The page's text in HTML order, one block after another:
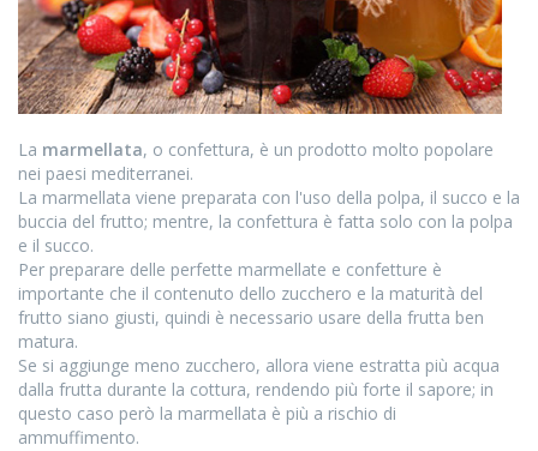
La marmellata, o confettura, è un prodotto molto popolare
nei paesi mediterranei.
La marmellata viene preparata con l'uso della polpa, il succo e la
buccia del frutto; mentre, la confettura è fatta solo con la polpa
e il succo.
Per preparare delle perfette marmellate e confetture è
importante che il contenuto dello zucchero e la maturità del
frutto siano giusti, quindi è necessario usare della frutta ben
matura.
Se si aggiunge meno zucchero, allora viene estratta più acqua
dalla frutta durante la cottura, rendendo più forte il sapore; in
questo caso però la marmellata è più a rischio di
ammuffimento.